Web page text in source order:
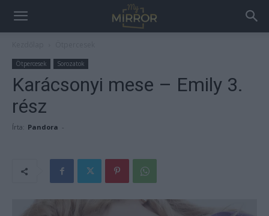
Ötpercesek Sorozatok
Karácsonyi mese – Emily 3.
rész
Írta: Pandora -